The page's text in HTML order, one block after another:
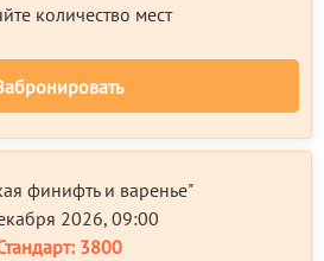
количество мест
финифть и варенье"
2026, 09:00
3800